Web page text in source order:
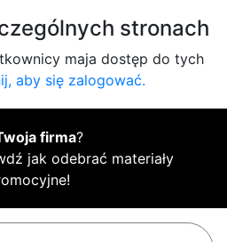
stronach
maja dostęp do tych
aby się zalogować.
firma?
jak odebrać materiały